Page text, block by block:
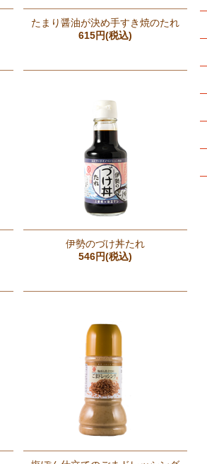
たまり醤油が決め手すき焼のたれ
615円(税込)
伊勢のづけ丼たれ
546円(税込)